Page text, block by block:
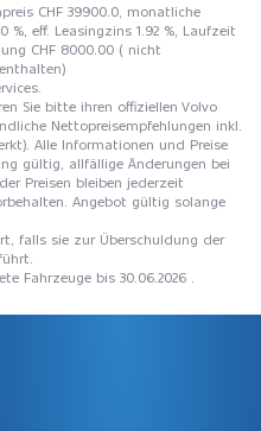
CHF 39900.0, monatliche
%, eff. Leasingzins 1.92 %, Laufzeit
CHF 8000.00 ( nicht
Sie bitte ihren offiziellen Volvo
Nettopreisempfehlungen inkl.
Alle Informationen und Preise
gültig, allfällige Änderungen bei
Preisen bleiben jederzeit
Angebot gültig solange
falls sie zur Überschuldung der
Fahrzeuge bis 30.06.2026 .